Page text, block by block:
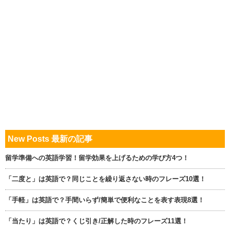
New Posts 最新の記事
留学準備への英語学習！留学効果を上げるための学び方4つ！
「二度と」は英語で？同じことを繰り返さない時のフレーズ10選！
「手軽」は英語で？手間いらず/簡単で便利なことを表す表現8選！
「当たり」は英語で？くじ引き/正解した時のフレーズ11選！